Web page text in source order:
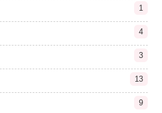
1
4
3
13
9